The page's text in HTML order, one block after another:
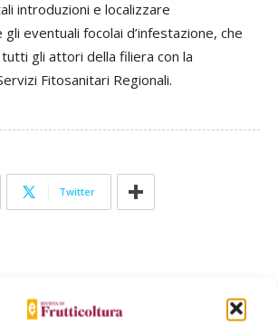
introduzioni e localizzare
eventuali focolai d’infestazione, che
gli attori della filiera con la
Fitosanitari Regionali.
Twitter